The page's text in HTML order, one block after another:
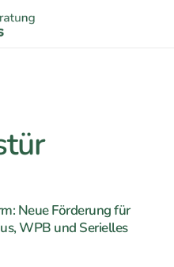
Neue Förderung für
WPB und Serielles